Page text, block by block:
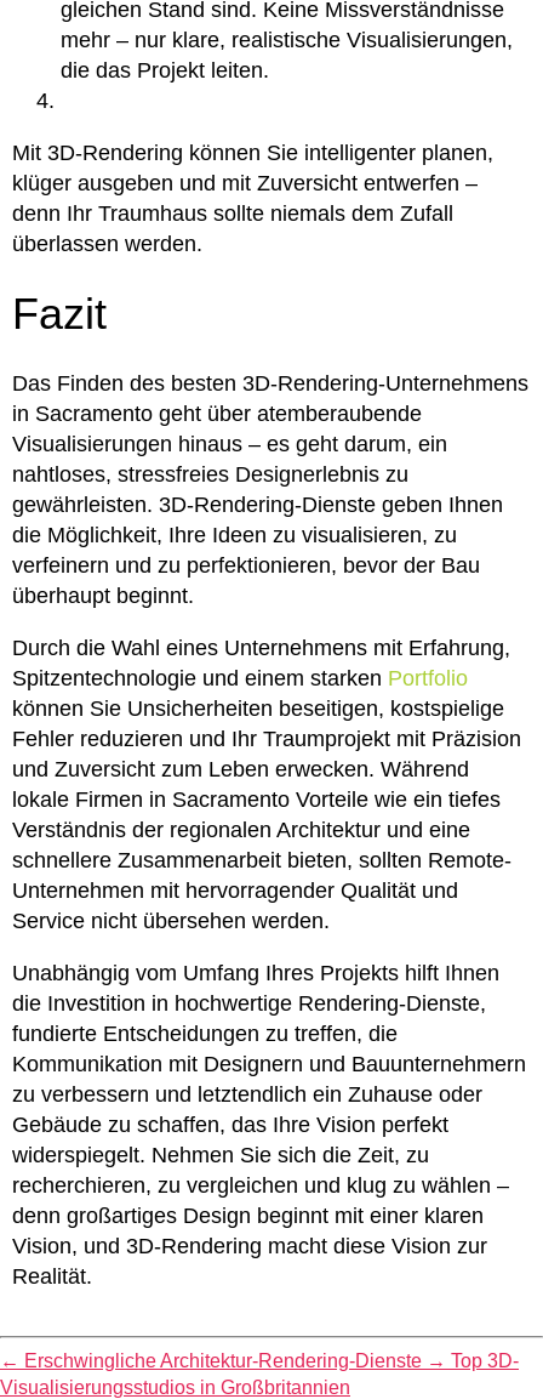
gleichen Stand sind. Keine Missverständnisse
mehr – nur klare, realistische Visualisierungen,
die das Projekt leiten.
Mit 3D-Rendering können Sie intelligenter planen,
klüger ausgeben und mit Zuversicht entwerfen –
denn Ihr Traumhaus sollte niemals dem Zufall
überlassen werden.
Fazit
Das Finden des besten 3D-Rendering-Unternehmens
in Sacramento geht über atemberaubende
Visualisierungen hinaus – es geht darum, ein
nahtloses, stressfreies Designerlebnis zu
gewährleisten. 3D-Rendering-Dienste geben Ihnen
die Möglichkeit, Ihre Ideen zu visualisieren, zu
verfeinern und zu perfektionieren, bevor der Bau
überhaupt beginnt.
Durch die Wahl eines Unternehmens mit Erfahrung,
Spitzentechnologie und einem starken Portfolio
können Sie Unsicherheiten beseitigen, kostspielige
Fehler reduzieren und Ihr Traumprojekt mit Präzision
und Zuversicht zum Leben erwecken. Während
lokale Firmen in Sacramento Vorteile wie ein tiefes
Verständnis der regionalen Architektur und eine
schnellere Zusammenarbeit bieten, sollten Remote-
Unternehmen mit hervorragender Qualität und
Service nicht übersehen werden.
Unabhängig vom Umfang Ihres Projekts hilft Ihnen
die Investition in hochwertige Rendering-Dienste,
fundierte Entscheidungen zu treffen, die
Kommunikation mit Designern und Bauunternehmern
zu verbessern und letztendlich ein Zuhause oder
Gebäude zu schaffen, das Ihre Vision perfekt
widerspiegelt. Nehmen Sie sich die Zeit, zu
recherchieren, zu vergleichen und klug zu wählen –
denn großartiges Design beginnt mit einer klaren
Vision, und 3D-Rendering macht diese Vision zur
Realität.
← Erschwingliche Architektur-Rendering-Dienste → Top 3D-
Visualisierungsstudios in Großbritannien